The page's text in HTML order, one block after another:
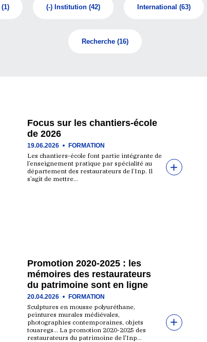
(1) (-) Institution (42) International (63)
Recherche (16)
Focus sur les chantiers-école
de 2026
19.06.2026 FORMATION
Les chantiers-école font partie intégrante de
l’enseignement pratique par spécialité au
département des restaurateurs de l’Inp. Il
s’agit de mettre…
Promotion 2020-2025 : les
mémoires des restaurateurs
du patrimoine sont en ligne
20.04.2026 FORMATION
Sculptures en mousse polyuréthane,
peintures murales médiévales,
photographies contemporaines, objets
touaregs… La promotion 2020-2025 des
restaurateurs du patrimoine de l'Inp…